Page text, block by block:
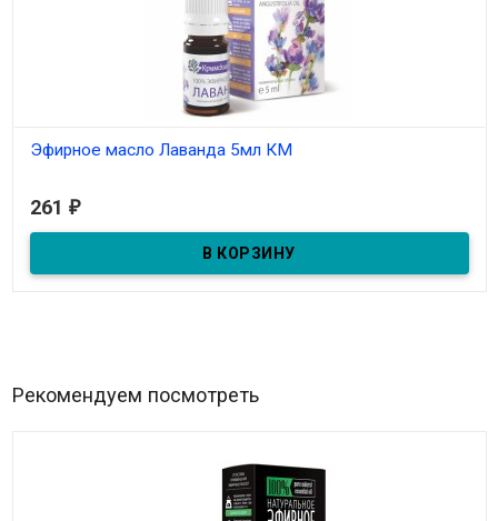
Эфирное масло Лаванда 5мл КМ
В наличии
261 ₽
Рекомендуем посмотреть